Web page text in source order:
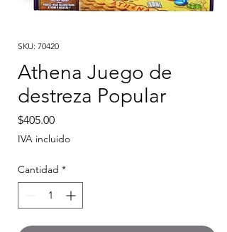
SKU: 70420
Athena Juego de
destreza Popular
$405.00Precio
IVA incluido
Cantidad *